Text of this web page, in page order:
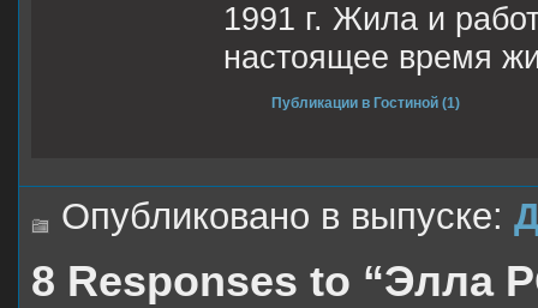
1991 г. Жила и
настоящее время
Публикации в Гостиной (1)
Опубликовано в выпуске:
8 Responses to “Элла